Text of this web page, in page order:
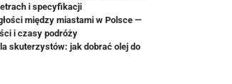
i specyfikacji
między miastami w Polsce —
i czasy podróży
skuterzystów: jak dobrać olej do